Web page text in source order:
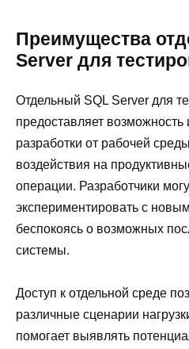
Преимущества
Server для
Отдельный SQL Server для
предоставляет возможность
разработки от рабочей
воздействия на
операции. Разработчики
экспериментировать с
беспокоясь о возможных
системы.
Доступ к отдельной среде
различные сценарии
помогает выявлять